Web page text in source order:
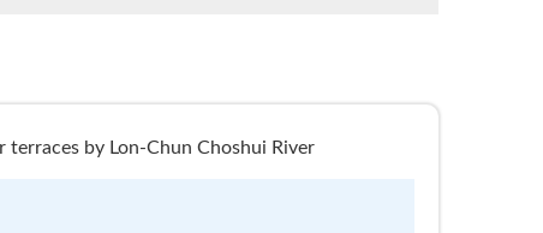
by Lon-Chun Choshui River